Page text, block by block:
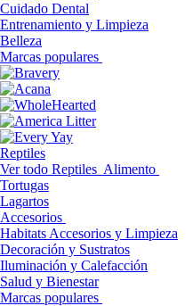
Cuidado Dental
Entrenamiento y Limpieza
Belleza
Marcas populares
Reptiles
Ver todo Reptiles Alimento
Tortugas
Lagartos
Accesorios
Habitats Accesorios y Limpieza
Decoración y Sustratos
Iluminación y Calefacción
Salud y Bienestar
Marcas populares